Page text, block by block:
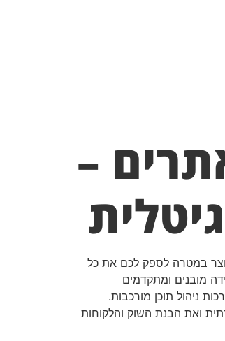
–
במטרה לספק לכם את כל
מובנים ומתקדמים
ניהול תוכן מורכבות.
ואת הבנת השוק והלקוחות